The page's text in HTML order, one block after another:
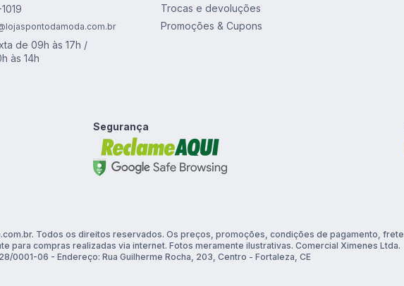
de 09h às 17h /
às 14h
Trocas e devoluções
Promoções & Cupons
Segurança
Todos os direitos reservados. Os preços, promoções, condições de pagamento, frete
para compras realizadas via internet. Fotos meramente ilustrativas. Comercial Ximenes Ltda.
0001-06 - Endereço: Rua Guilherme Rocha, 203, Centro - Fortaleza, CE